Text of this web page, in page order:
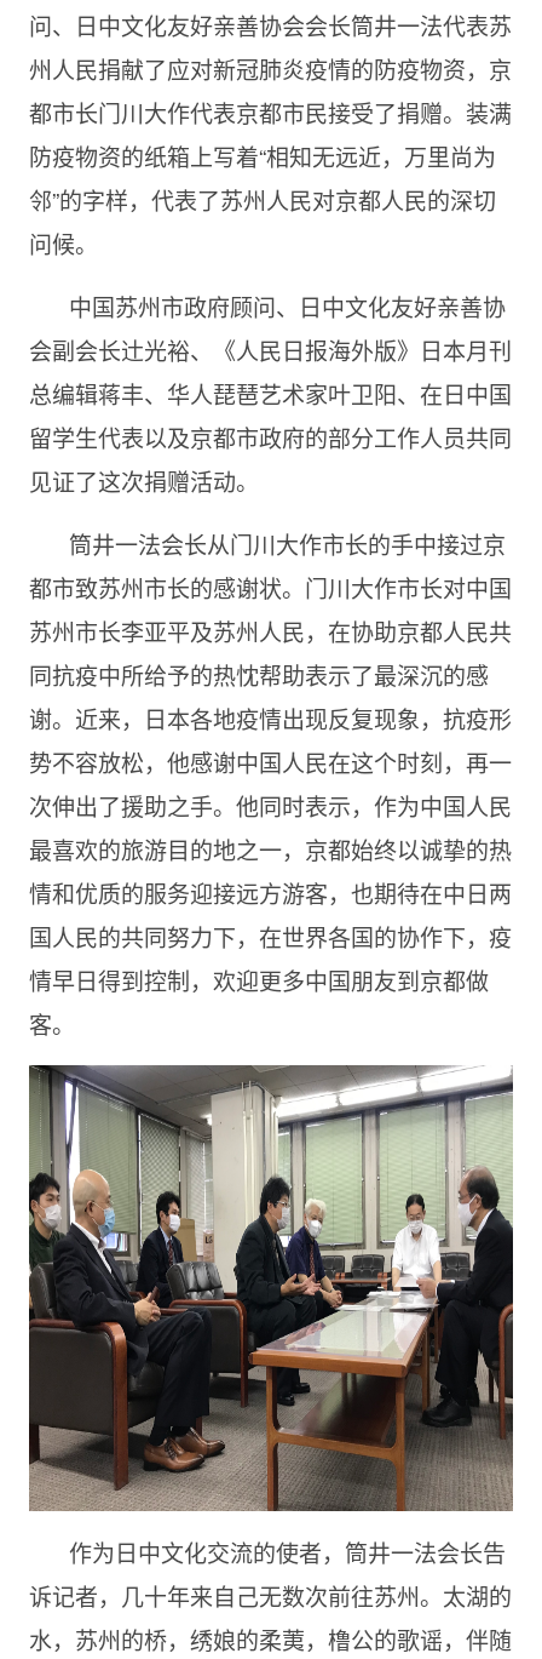
问、日中文化友好亲善协会会长筒井一法代表苏
州人民捐献了应对新冠肺炎疫情的防疫物资，京
都市长门川大作代表京都市民接受了捐赠。装满
防疫物资的纸箱上写着“相知无远近，万里尚为
邻”的字样，代表了苏州人民对京都人民的深切
问候。
中国苏州市政府顾问、日中文化友好亲善协
会副会长辻光裕、《人民日报海外版》日本月刊
总编辑蒋丰、华人琵琶艺术家叶卫阳、在日中国
留学生代表以及京都市政府的部分工作人员共同
见证了这次捐赠活动。
筒井一法会长从门川大作市长的手中接过京
都市致苏州市长的感谢状。门川大作市长对中国
苏州市长李亚平及苏州人民，在协助京都人民共
同抗疫中所给予的热忱帮助表示了最深沉的感
谢。近来，日本各地疫情出现反复现象，抗疫形
势不容放松，他感谢中国人民在这个时刻，再一
次伸出了援助之手。他同时表示，作为中国人民
最喜欢的旅游目的地之一，京都始终以诚挚的热
情和优质的服务迎接远方游客，也期待在中日两
国人民的共同努力下，在世界各国的协作下，疫
情早日得到控制，欢迎更多中国朋友到京都做
客。
作为日中文化交流的使者，筒井一法会长告
诉记者，几十年来自己无数次前往苏州。太湖的
水，苏州的桥，绣娘的柔荑，橹公的歌谣，伴随